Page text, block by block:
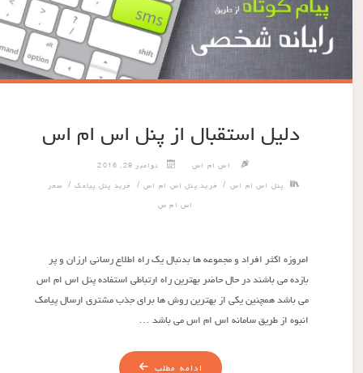
دلیل استقبال از پنل اس ام اس
اس ام اس نوامبر 29, 2016
پنل اس ام اس/ خرید پنل اس ام اس / خرید پنل پیامک/ سحر
اس ام س
امروزه اکثر افراد و مجموعه ها بدنبال یک راه اطلاع رسانی ارزان و پر
بازده می باشند در حال حاضر بهترین راه ارتباطی استفاده پنل اس ام اس
می باشد همچنین یکی از بهترین روش ها برای جذب مشتری ارسال پیامک
انبوه از طریق سامانه اس ام اس می باشد …
ادامه مطلب